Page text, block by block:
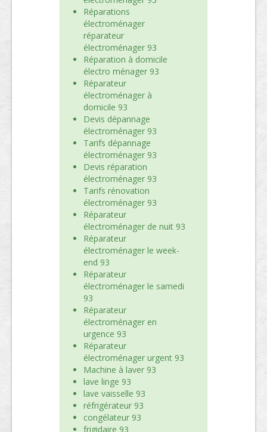
Réparations
électroménager
réparateur
électroménager 93
Réparation à domicile
électro ménager 93
Réparateur
électroménager à
domicile 93
Devis dépannage
électroménager 93
Tarifs dépannage
électroménager 93
Devis réparation
électroménager 93
Tarifs rénovation
électroménager 93
Réparateur
électroménager de nuit 93
Réparateur
électroménager le week-
end 93
Réparateur
électroménager le samedi
93
Réparateur
électroménager en
urgence 93
Réparateur
électroménager urgent 93
Machine à laver 93
lave linge 93
lave vaisselle 93
réfrigérateur 93
congélateur 93
frigidaire 93